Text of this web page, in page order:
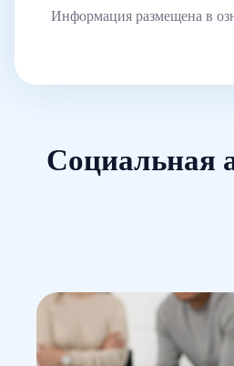
Информация размещена в
Социальная